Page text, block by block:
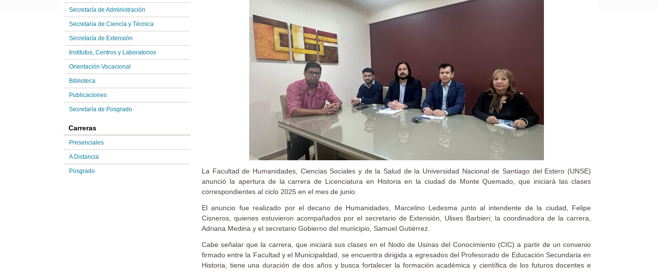
Secretaría de Administración
Secretaría de Ciencia y Técnica
Secretaría de Extensión
Institutos, Centros y Laboratorios
Orientación Vocacional
Biblioteca
Publicaciones
Secretaría de Posgrado
Carreras
Presenciales
A Distancia
Posgrado
La Facultad de Humanidades, Ciencias Sociales y de la Salud de la Universidad Nacional de Santiago del Estero (UNSE)
anunció la apertura de la carrera de Licenciatura en Historia en la ciudad de Monte Quemado, que iniciará las clases
correspondientes al ciclo 2025 en el mes de junio.
El anuncio fue realizado por el decano de Humanidades, Marcelino Ledesma junto al intendente de la ciudad, Felipe
Cisneros, quienes estuvieron acompañados por el secretario de Extensión, Ulises Barbieri; la coordinadora de la carrera,
Adriana Medina y el secretario Gobierno del municipio, Samuel Gutiérrez.
Cabe señalar que la carrera, que iniciará sus clases en el Nodo de Usinas del Conocimiento (CIC) a partir de un convenio
firmado entre la Facultad y el Municipalidad, se encuentra dirigida a egresados del Profesorado de Educación Secundaria en
Historia, tiene una duración de dos años y busca fortalecer la formación académica y científica de los futuros docentes e